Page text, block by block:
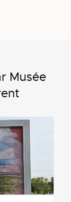
Musée